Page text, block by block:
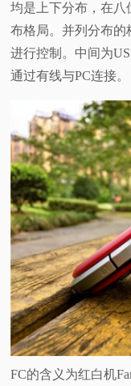
均是上下分布，在八
布格局。并列分布的
进行控制。中间为
通过有线与PC连接。
FC的含义为红白机